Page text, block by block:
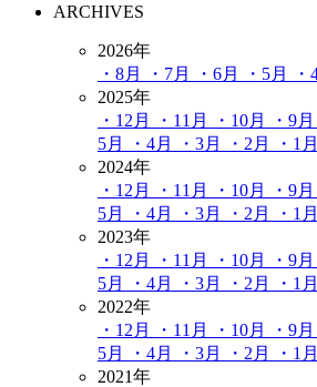
ARCHIVES
2026年
・8月
・7月 ・6月 ・5月 ・
2025年
・12月
・11月 ・10月 ・9月
5月
・4月 ・3月 ・2月
・1月
2024年
・12月
・11月 ・10月 ・9月
5月
・4月 ・3月 ・2月
・1月
2023年
・12月
・11月 ・10月 ・9月
5月
・4月 ・3月 ・2月
・1月
2022年
・12月
・11月 ・10月 ・9月
5月
・4月 ・3月 ・2月
・1月
2021年